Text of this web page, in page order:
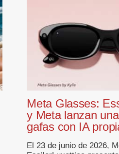
Meta Glasses:
y Meta lanzan
gafas con IA
El 23 de junio de 2026,